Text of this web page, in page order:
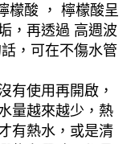
檬酸 ， 檸檬酸呈
，再透過 高週波
，可在不傷水管
有使用再開啟，
量越來越少，熱
有熱水，或是清